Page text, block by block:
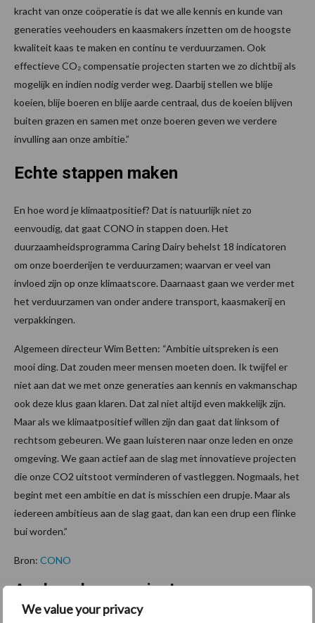
We value your privacy
kracht van onze coöperatie is dat we alle kennis en kunde van
generaties veehouders en kaasmakers inzetten om de hoogste
kwaliteit kaas te maken en continu te verduurzamen. Ook
effectieve CO₂ compensatie projecten starten we zo dichtbij als
mogelijk en indien nodig verder weg. Daarbij stellen we blije
koeien, blije boeren en blije aarde centraal, dus de koeien blijven
buiten grazen en samen met onze boeren geven we verdere
invulling aan onze ambitie.”
Echte stappen maken
En hoe word je klimaatpositief? Dat is natuurlijk niet zo
eenvoudig, dat gaat CONO in stappen doen. Het
duurzaamheidsprogramma Caring Dairy behelst 18 indicatoren
om onze boerderijen te verduurzamen; waarvan er veel van
invloed zijn op onze klimaatscore. Daarnaast gaan we verder met
het verduurzamen van onder andere transport, kaasmakerij en
verpakkingen.
Algemeen directeur Wim Betten: “Ambitie uitspreken is een
mooi ding. Dat zouden meer mensen moeten doen. Ik twijfel er
niet aan dat we met onze generaties aan kennis en vakmanschap
ook deze klus gaan klaren. Dat zal niet altijd even makkelijk zijn.
Maar als we klimaatpositief willen zijn dan gaat dat linksom of
rechtsom gebeuren. We gaan luisteren naar onze leden en onze
omgeving. We gaan actief aan de slag met innovatieve projecten
die onze CO2 uitstoot verminderen of vastleggen. Nogmaals, het
begint met een ambitie en dat is misschien een drupje. Maar als
iedereen ambitieus aan de slag gaat, dan kan een drup een flinke
bui worden.”
Bron: CONO
Aanbevolen voor jou!